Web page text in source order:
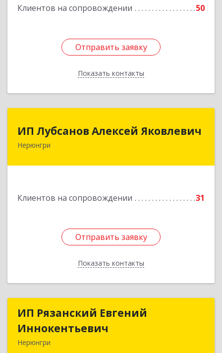
Клиентов на сопровождении 50
Отправить заявку
Показать контакты
Отправить заявку
Назад
ИП Лубсанов Алексей Яковлевич
Нерюнгри
Клиентов на сопровождении 31
Отправить заявку
Показать контакты
ИП Лубсанов Алексей Яковлевич
675002, Амурская область, г. Благовещенск, ул.
Отправить заявку
Назад
ИП Рязанский Евгений
Иннокентьевич
Нерюнгри
ИП Рязанский Евгений